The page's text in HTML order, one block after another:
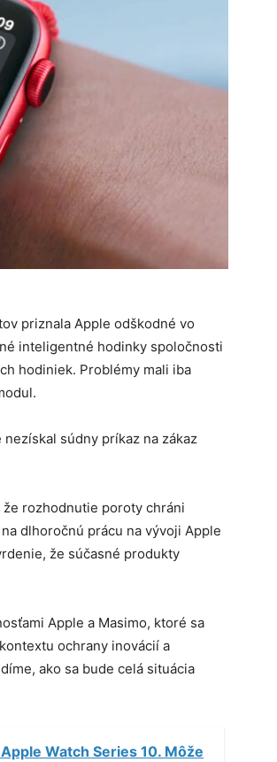
priznala Apple odškodné vo
inteligentné hodinky spoločnosti
hodiniek. Problémy mali iba
súdny príkaz na zákaz
že rozhodnutie poroty chráni
dlhoročnú prácu na vývoji Apple
že súčasné produkty
Apple a Masimo, ktoré sa
ochrany inovácií a
ako sa bude celá situácia
Watch Series 10. Môže